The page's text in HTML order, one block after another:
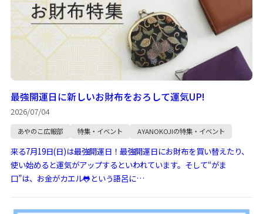
最強開運日に新しいお財布をおろして運気UP!
2026/07/04
あやのこ広報部 特集・イベント AYANOKOJIの特集・イベント
来る7月19日(日)は最強開運日！最強開運日にお財布を買い替えたり、
使い始めると運気がアップするといわれています。そして“がま
口”は、お金がカエル🐸という語呂に…